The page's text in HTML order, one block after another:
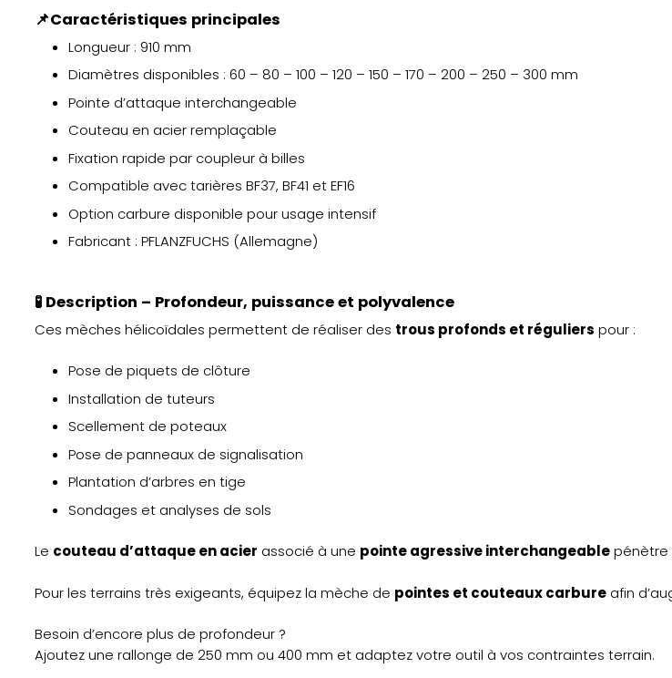
📌Caractéristiques principales
Longueur : 910 mm
Diamètres disponibles : 60 – 80 – 100 – 120 – 150 – 170 – 200 – 250 – 300 mm
Pointe d’attaque interchangeable
Couteau en acier remplaçable
Fixation rapide par coupleur à billes
Compatible avec tarières BF37, BF41 et EF16
Option carbure disponible pour usage intensif
Fabricant : PFLANZFUCHS (Allemagne)
🧪 Description – Profondeur, puissance et polyvalence
Ces mèches hélicoïdales permettent de réaliser des trous profonds et réguliers pour :
Pose de piquets de clôture
Installation de tuteurs
Scellement de poteaux
Pose de panneaux de signalisation
Plantation d’arbres en tige
Sondages et analyses de sols
Le couteau d’attaque en acier associé à une pointe agressive interchangeablepénètre
Pour les terrains très exigeants, équipez la mèche de pointes et couteaux carbureafin
Besoin d’encore plus de profondeur ?
Ajoutez une rallonge de 250 mm ou 400 mm et adaptez votre outil à vos contraintes terrain.